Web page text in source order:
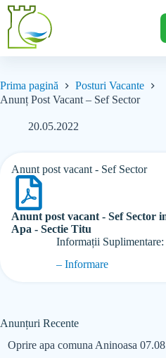
Prima pagină
Posturi Vacante
Anunț Post Vacant – Sef Sector
20.05.2022
Anunt post vacant - Sef Sector
Anunt post vacant - Sef Sector
Apa - Sectie Titu
Informații Suplimentare:
– Informare
Anunțuri Recente
Oprire apa comuna Aninoasa